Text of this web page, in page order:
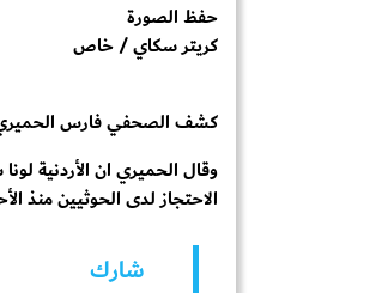
حفظ الصورة
كريتر سكاي / خاص
كشف الصحفي فارس الحميري
وقال الحميري ان الأردنية
الاحتجاز لدى الحوثيين منذ
شارك